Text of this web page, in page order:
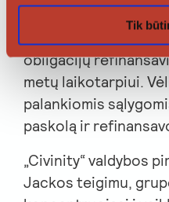
Tik
susitarė su INVL
obligacijų
metų laikotarpiui.
palankiomis
paskolą ir
„Civinity“ valdybos
Jackos teigimu,